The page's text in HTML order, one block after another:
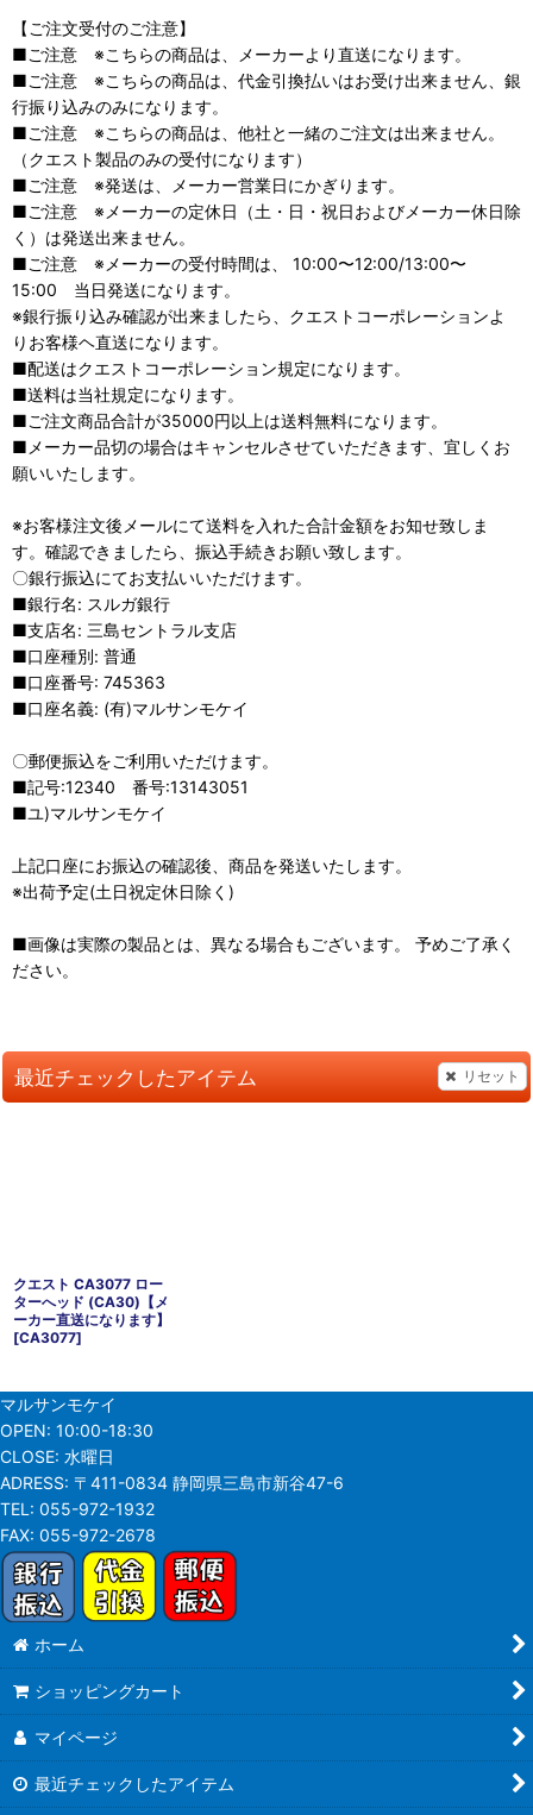
【ご注文受付のご注意】
■ご注意 ※こちらの商品は、メーカーより直送になります。
■ご注意 ※こちらの商品は、代金引換払いはお受け出来ません、銀
行振り込みのみになります。
■ご注意 ※こちらの商品は、他社と一緒のご注文は出来ません。
（クエスト製品のみの受付になります）
■ご注意 ※発送は、メーカー営業日にかぎります。
■ご注意 ※メーカーの定休日（土・日・祝日およびメーカー休日除
く）は発送出来ません。
■ご注意 ※メーカーの受付時間は、 10:00〜12:00/13:00〜
15:00 当日発送になります。
※銀行振り込み確認が出来ましたら、クエストコーポレーションよ
りお客様ヘ直送になります。
■配送はクエストコーポレーション規定になります。
■送料は当社規定になります。
■ご注文商品合計が35000円以上は送料無料になります。
■メーカー品切の場合はキャンセルさせていただきます、宜しくお
願いいたします。
※お客様注文後メールにて送料を入れた合計金額をお知せ致しま
す。確認できましたら、振込手続きお願い致します。
〇銀行振込にてお支払いいただけます。
■銀行名: スルガ銀行
■支店名: 三島セントラル支店
■口座種別: 普通
■口座番号: 745363
■口座名義: (有)マルサンモケイ
〇郵便振込をご利用いただけます。
■記号:12340 番号:13143051
■ユ)マルサンモケイ
上記口座にお振込の確認後、商品を発送いたします。
※出荷予定(土日祝定休日除く)
■画像は実際の製品とは、異なる場合もございます。 予めご了承く
ださい。
最近チェックしたアイテム リセット
クエスト CA3077 ロー
ターへッド (CA30)【メ
ーカー直送になります】
[CA3077]
マルサンモケイ
OPEN: 10:00-18:30
CLOSE: 水曜日
ADRESS: 〒411-0834 静岡県三島市新谷47-6
TEL: 055-972-1932
FAX: 055-972-2678
ホーム
ショッピングカート
マイページ
最近チェックしたアイテム